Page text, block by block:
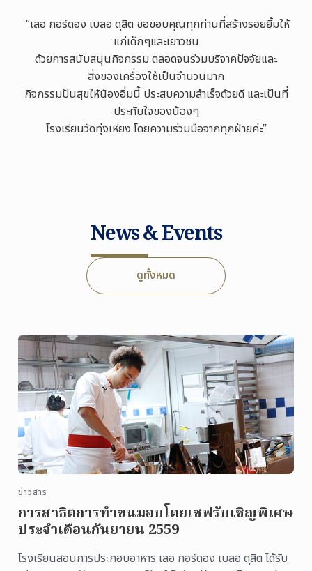
“เลอ กอร์ดอง เบลอ ดุสิต ขอขอบคุณทุกท่านที่สร้างรอยยิ้มให้
แก่เด็กๆและเยาวชน
ด้วยการสนับสนุนกิจกรรม ตลอดจนร่วมบริจาคปัจจัยและ
สิ่งของเครื่องใช้เป็นจำนวนมาก
กิจกรรมปันสุขให้น้องอิ่มนี้ ประสบความสำเร็จด้วยดีและเป็นที่
ประทับใจของน้องๆ
โรงเรียนวัดทุ่งเหียง โดยความร่วมมือจากทุกฝ่ายค่ะ”
News & Events
ดูทั้งหมด
ข่าวสาร
การสาธิตการทำขนมอบโดยเชฟรับเชิญพิเศษ
ประจำเดือนกันยายน 2559
โรงเรียนสอนการประกอบอาหาร เลอ กอร์ดอง เบลอ ดุสิต ได้รับ